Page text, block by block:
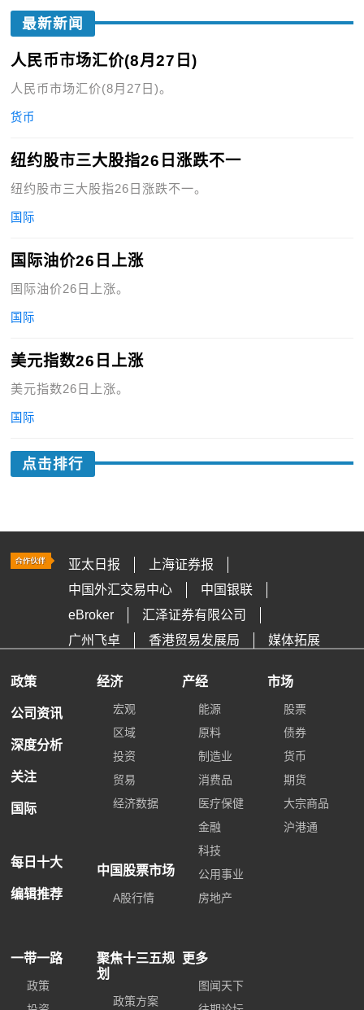
最新新闻
人民币市场汇价(8月27日)
人民币市场汇价(8月27日)。
货币
纽约股市三大股指26日涨跌不一
纽约股市三大股指26日涨跌不一。
国际
国际油价26日上涨
国际油价26日上涨。
国际
美元指数26日上涨
美元指数26日上涨。
国际
点击排行
亚太日报
上海证券报
中国外汇交易中心
中国银联
eBroker
汇泽证券有限公司
广州飞卓
香港贸易发展局 媒体拓展
政策
公司资讯
深度分析
关注
国际
每日十大
编辑推荐
经济
宏观
区域
投资
贸易
经济数据
中国股票市场
A股行情
产经
能源
原料
制造业
消费品
医疗保健
金融
科技
公用事业
房地产
市场
股票
债券
货币
期货
大宗商品
沪港通
一带一路
政策
聚焦十三五规
划
政策方案
更多
图闻天下